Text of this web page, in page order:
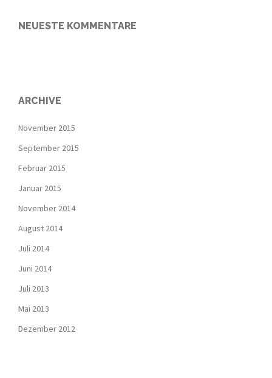
NEUESTE KOMMENTARE
ARCHIVE
November 2015
September 2015
Februar 2015
Januar 2015
November 2014
August 2014
Juli 2014
Juni 2014
Juli 2013
Mai 2013
Dezember 2012